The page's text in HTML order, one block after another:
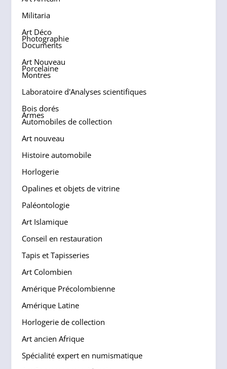
Militaria
Art Déco
Photographie
Documents
Art Nouveau
Porcelaine
Montres
Laboratoire d'Analyses scientifiques
Bois dorés
Armes
Automobiles de collection
Art nouveau
Histoire automobile
Horlogerie
Opalines et objets de vitrine
Paléontologie
Art Islamique
Conseil en restauration
Tapis et Tapisseries
Art Colombien
Amérique Précolombienne
Amérique Latine
Horlogerie de collection
Art ancien Afrique
Spécialité expert en numismatique